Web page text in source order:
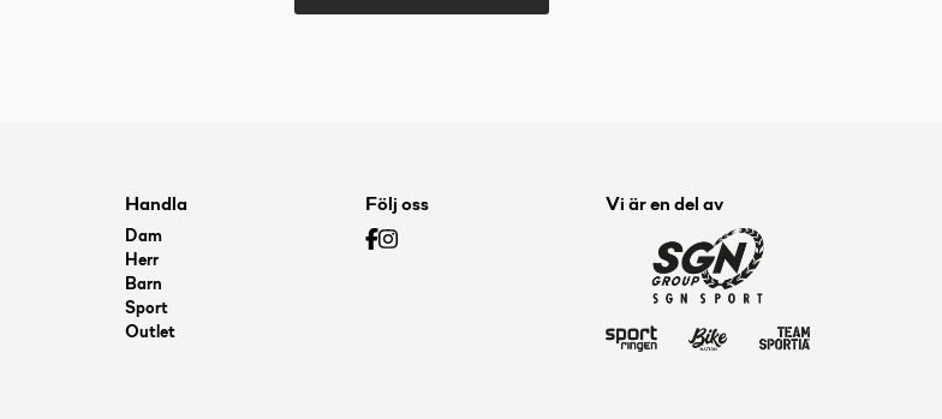
Handla
Dam
Herr
Barn
Sport
Outlet
Följ oss Vi är en del av